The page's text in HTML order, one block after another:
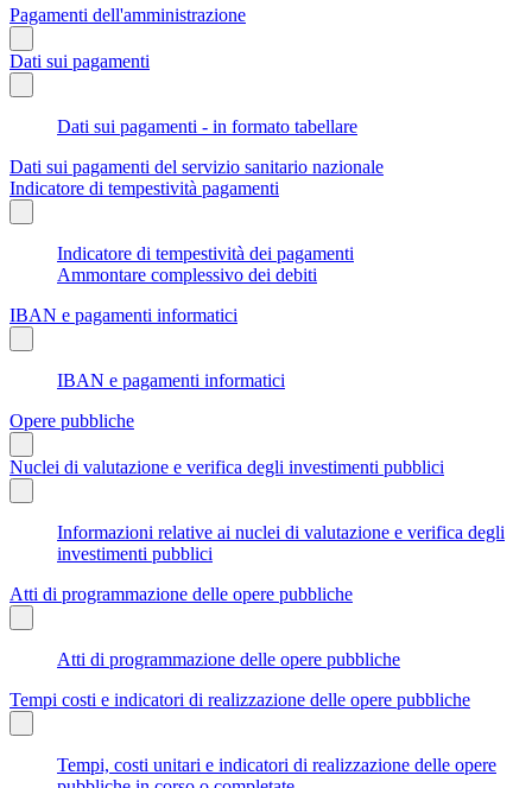
Pagamenti dell'amministrazione
Dati sui pagamenti
Dati sui pagamenti - in formato tabellare
Dati sui pagamenti del servizio sanitario nazionale
Indicatore di tempestività pagamenti
Indicatore di tempestività dei pagamenti
Ammontare complessivo dei debiti
IBAN e pagamenti informatici
IBAN e pagamenti informatici
Opere pubbliche
Nuclei di valutazione e verifica degli investimenti pubblici
Informazioni relative ai nuclei di valutazione e verifica degli
investimenti pubblici
Atti di programmazione delle opere pubbliche
Atti di programmazione delle opere pubbliche
Tempi costi e indicatori di realizzazione delle opere pubbliche
Tempi, costi unitari e indicatori di realizzazione delle opere